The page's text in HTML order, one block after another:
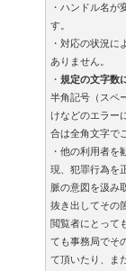
・ハンドル名が
す。
・対応の状況に
ありません。
・ 規定の文字数
半角記号（スペ
けなどのエラー
合は全角文字で
・他の利用者を
現、犯罪行為を
脈の意図を汲み
抜き出してその
閲覧者にとって
ても事務局でそ
て頂いたり、ま